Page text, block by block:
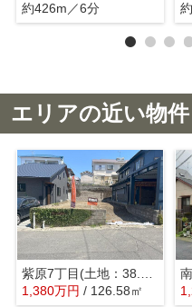
約426m／6分
エリアの近い物件
1,380万円 / 126.58㎡